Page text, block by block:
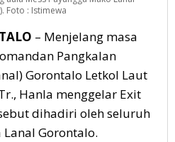
Foto : Istimewa
– Menjelang masa
Pangkalan
Gorontalo Letkol Laut
Hanla menggelar Exit
dihadiri oleh seluruh
Gorontalo.